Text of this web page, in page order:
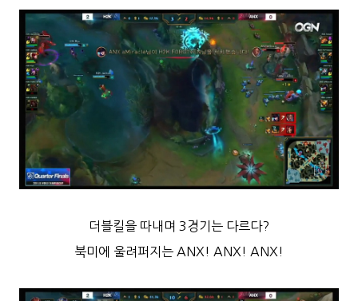
더블킬을 따내며 3경기는 다르다?
북미에 울려퍼지는 ANX! ANX! ANX!